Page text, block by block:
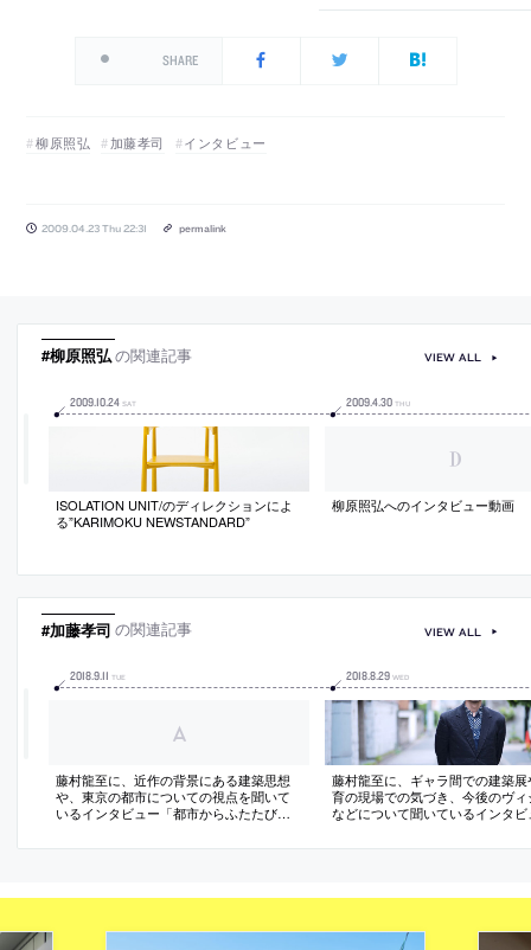
SHARE
柳原照弘 加藤孝司 インタビュー
2009.04.23 Thu 22:31 permalink
#柳原照弘の関連記事
2009.10.24 SAT
ISOLATION UNIT/のディレクションによ
る”KARIMOKU NEWSTANDARD”
2009.4.30 THU
柳原照弘へのインタビュー動画
VIEW ALL
#加藤孝司 の関連記事
2018.9.11 TUE
藤村龍至に、近作の背景にある建築思想
や、東京の都市についての視点を聞いて
いるインタビュー「都市からふたたび建
2018.8.29 WED
藤村龍至に、ギャラ間での建築展
育の現場での気づき、今後のヴィ
などについて聞いているインタビ
VIEW ALL